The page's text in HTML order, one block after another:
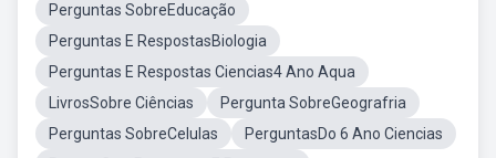
Perguntas SobreEducação
Perguntas E RespostasBiologia
Perguntas E Respostas Ciencias4 Ano Aqua
LivrosSobre Ciências
Pergunta SobreGeografria
Perguntas SobreCelulas
PerguntasDo 6 Ano Ciencias